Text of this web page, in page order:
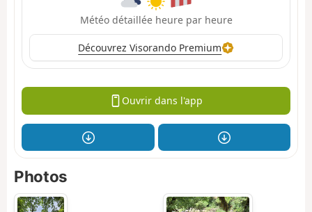
Météo détaillée heure par heure
Découvrez Visorando Premium
Ouvrir dans l'app
Photos